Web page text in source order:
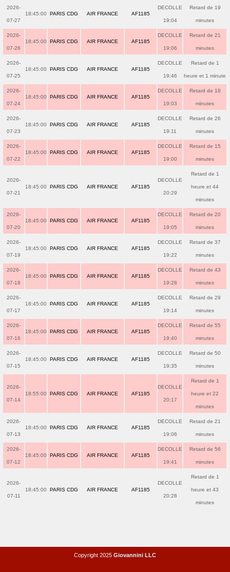
2026-
07-27
18:45:00 PARIS CDG AIR FRANCE AF1185
DECOLLE
19:04
Retard de 19
minutes
2026-
07-26
18:45:00 PARIS CDG AIR FRANCE AF1185
DECOLLE
19:06
Retard de 21
minutes
2026-
07-25
18:45:00 PARIS CDG AIR FRANCE AF1185
DECOLLE
19:46
Retard de 1
heure et 1 minute
2026-
07-24
18:45:00 PARIS CDG AIR FRANCE AF1185
DECOLLE
19:03
Retard de 18
minutes
2026-
07-23
18:45:00 PARIS CDG AIR FRANCE AF1185
DECOLLE
19:11
Retard de 26
minutes
2026-
07-22
18:45:00 PARIS CDG AIR FRANCE AF1185
DECOLLE
19:00
Retard de 15
minutes
2026-
07-21
18:45:00 PARIS CDG AIR FRANCE AF1185
DECOLLE
20:29
Retard de 1
heure et 44
minutes
2026-
07-20
18:45:00 PARIS CDG AIR FRANCE AF1185
DECOLLE
19:05
Retard de 20
minutes
2026-
07-19
18:45:00 PARIS CDG AIR FRANCE AF1185
DECOLLE
19:22
Retard de 37
minutes
2026-
07-18
18:45:00 PARIS CDG AIR FRANCE AF1185
DECOLLE
19:28
Retard de 43
minutes
2026-
07-17
18:45:00 PARIS CDG AIR FRANCE AF1185
DECOLLE
19:14
Retard de 29
minutes
2026-
07-16
18:45:00 PARIS CDG AIR FRANCE AF1185
DECOLLE
19:40
Retard de 55
minutes
2026-
07-15
18:45:00 PARIS CDG AIR FRANCE AF1185
DECOLLE
19:35
Retard de 50
minutes
2026-
07-14
18:55:00 PARIS CDG AIR FRANCE AF1185
DECOLLE
20:17
Retard de 1
heure et 22
minutes
2026-
07-13
18:45:00 PARIS CDG AIR FRANCE AF1185
DECOLLE
19:06
Retard de 21
minutes
2026-
07-12
18:45:00 PARIS CDG AIR FRANCE AF1185
DECOLLE
19:41
Retard de 56
minutes
2026-
07-11
18:45:00 PARIS CDG AIR FRANCE AF1185
DECOLLE
20:28
Retard de 1
heure et 43
minutes
Copyright 2025 Giovannini LLC